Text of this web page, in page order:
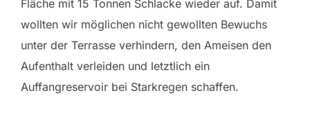
Fläche mit 15 Tonnen Schlacke wieder auf. Damit
wollten wir möglichen nicht gewollten Bewuchs
unter der Terrasse verhindern, den Ameisen den
Aufenthalt verleiden und letztlich ein
Auffangreservoir bei Starkregen schaffen.